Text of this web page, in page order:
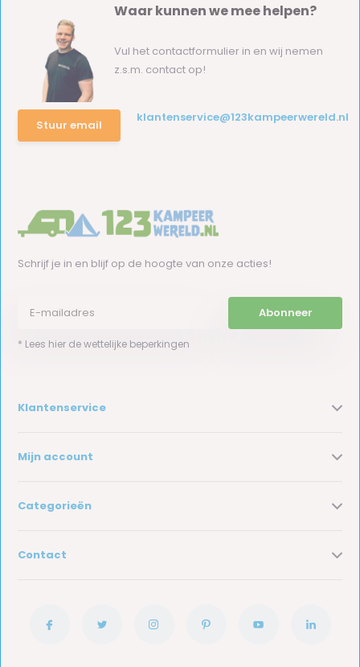
Waar kunnen we mee helpen?
Vul het contactformulier in en wij nemen
z.s.m. contact op!
Stuur email
klantenservice@123kampeerwereld.nl
Schrijf je in en blijf op de hoogte van onze acties!
Abonneer
* Lees hier de wettelijke beperkingen
Klantenservice
Mijn account
Categorieën
Contact